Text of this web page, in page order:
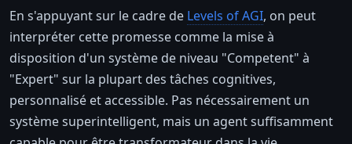
En s'appuyant sur le cadre de Levels of AGI, on peut
interpréter cette promesse comme la mise à
disposition d'un système de niveau "Competent" à
"Expert" sur la plupart des tâches cognitives,
personnalisé et accessible. Pas nécessairement un
système superintelligent, mais un agent suffisamment